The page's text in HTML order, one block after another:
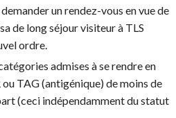
un rendez-vous en vue de
de long séjour visiteur à TLS
ordre.
admises à se rendre en
TAG (antigénique) de moins de
(ceci indépendamment du statut